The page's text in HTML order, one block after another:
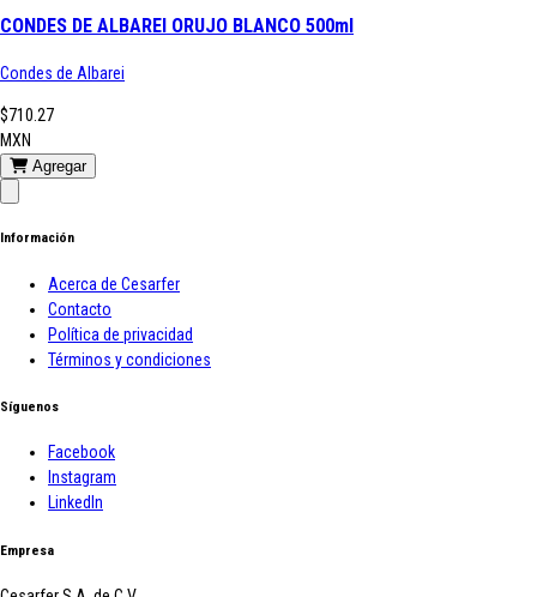
CONDES DE ALBAREI ORUJO BLANCO 500ml
Condes de Albarei
$710.27
MXN
Agregar
Información
Acerca de Cesarfer
Contacto
Política de privacidad
Términos y condiciones
Síguenos
Facebook
Instagram
LinkedIn
Empresa